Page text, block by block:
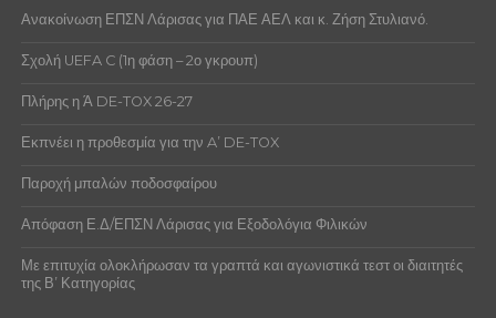
Ανακοίνωση ΕΠΣΝ Λάρισας για ΠΑΕ ΑΕΛ και κ. Ζήση Στυλιανό.
Σχολή UEFA C (1η φάση – 2ο γκρουπ)
Πλήρης η Ά DE-TOX 26-27
Εκπνέει η προθεσμία για την A’ DE-TOX
Παροχή μπαλών ποδοσφαίρου
Απόφαση Ε.Δ/ΕΠΣΝ Λάρισας για Εξοδολόγια Φιλικών
Με επιτυχία ολοκλήρωσαν τα γραπτά και αγωνιστικά τεστ οι διαιτητές
της Β’ Κατηγορίας